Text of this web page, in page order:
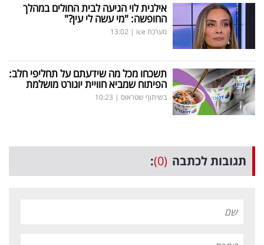
אילנית לוי הגיעה לבית החולים במהלך
החופשה: "מי עשה לי עין?"
מערכת ice |
13:02
תשכחו מכל מה שידעתם על תחליפי חלב:
הפיתוח שמביא חוויית יוגורט מושלמת
בשיתוף שטראוס |
10:23
תגובות לכתבה (0)
: